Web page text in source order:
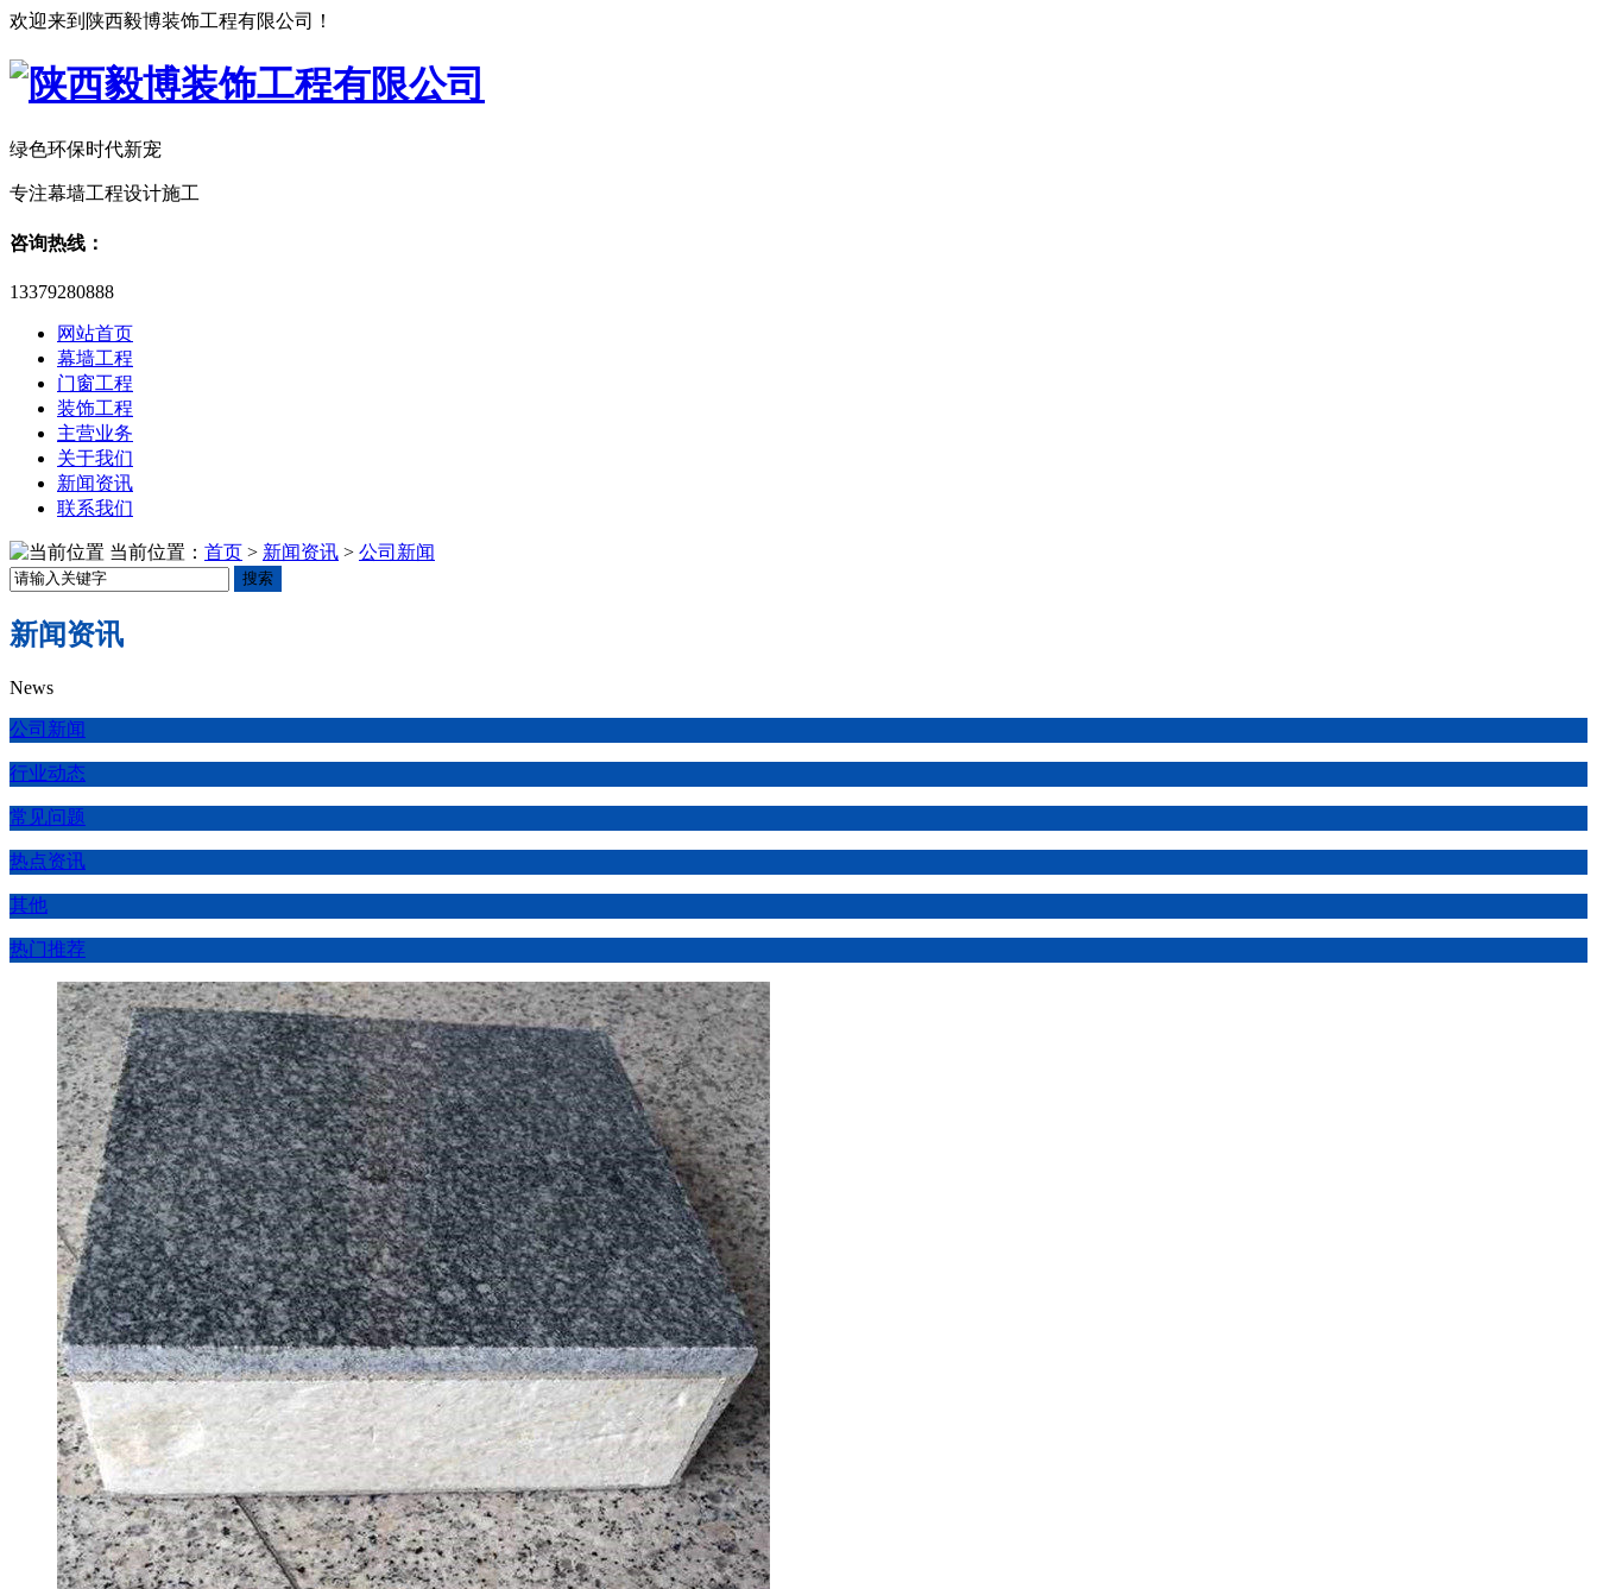
欢迎来到陕西毅博装饰工程有限公司！
绿色环保时代新宠
专注幕墙工程设计施工
咨询热线：
13379280888
网站首页
幕墙工程
门窗工程
装饰工程
主营业务
关于我们
新闻资讯
联系我们
当前位置： 首页 > 新闻资讯 > 公司新闻
搜索
新闻资讯
News
公司新闻
行业动态
常见问题
热点资讯
其他
热门推荐